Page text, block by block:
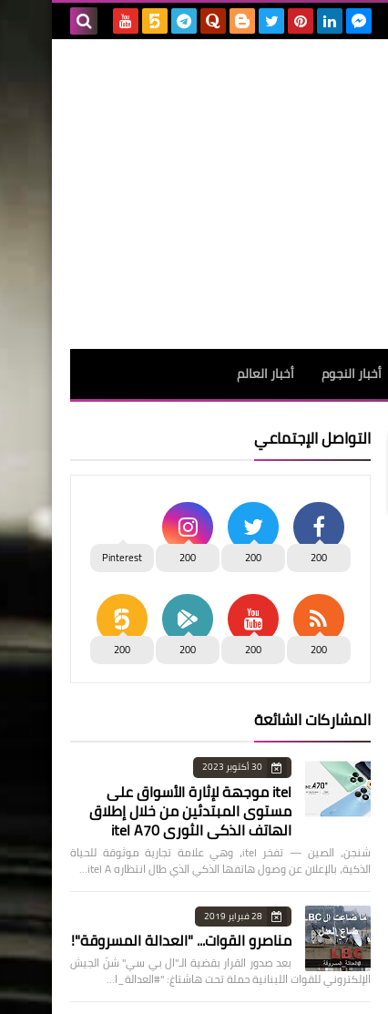
أخبار النجوم أخبار العالم
التواصل الإجتماعي
200
200
200
Pinterest
200
200
200
200
المشاركات الشائعة
30 أكتوبر 2023
itel موجهة لإثارة الأسواق على
مستوى المبتدئين من خلال إطلاق
الهاتف الذكي الثوري itel A70
شنجن، الصين — تفخر itel، وهي علامة تجارية موثوقة للحياة
الذكية، بالإعلان عن وصول هاتفها الذكي الذي طال انتظاره itel A…
28 فبراير 2019
مناصرو القوات... "العدالة المسروقة"!
بعد صدور القرار بقضية الـ"ال بي سي" شنّ الجيش
الإلكتروني للقوات اللبنانية حملة تحت هاشتاغ: "#العدالة_ا…